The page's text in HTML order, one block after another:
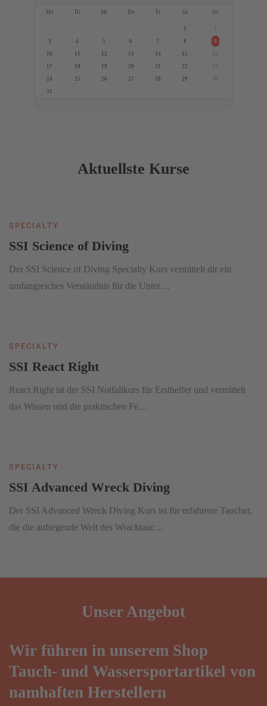
Mo Di Mi Do Fr Sa So
1 2
3 4 5 6 7 8 9
10 11 12 13 14 15 16
17 18 19 20 21 22 23
24 25 26 27 28 29
31
Aktuellste Kurse
SPECIALTY
SSI Science of Diving
Der SSI Science of Diving Specialty Kurs vermittelt dir ein
umfangreiches Verständnis für die Unter…
SPECIALTY
SSI React Right
React Right ist der SSI Notfallkurs für Ersthelfer und vermittelt
das Wissen und die praktischen Fe…
SPECIALTY
SSI Advanced Wreck Diving
Der SSI Advanced Wreck Diving Kurs ist für erfahrene Taucher,
die die aufregende Welt des Wracktauc…
UnserAngebot
Wir führen in unserem Shop
Tauch- und Wassersportartikel von
namhaften Herstellern